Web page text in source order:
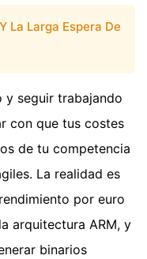
La Larga Espera De
y seguir trabajando
con que tus costes
de tu competencia
La realidad es
por euro
arquitectura ARM, y
binarios